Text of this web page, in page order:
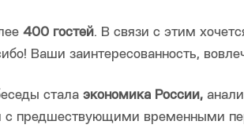
400 гостей. В связи с этим
Ваши заинтересованность,
стала экономика России,
с предшествующими временными